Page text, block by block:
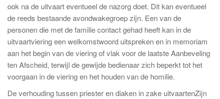
ook na de uitvaart eventueel de nazorg doet. Dit kan eventueel
de reeds bestaande avondwakegroep zijn. Een van de
personen die met de familie contact gehad heeft kan in de
uitvaartviering een welkomstwoord uitspreken en in memoriam
aan het begin van de viering of vlak voor de laatste Aanbeveling
ten Afscheid, terwijl de gewijde bedienaar zich beperkt tot het
voorgaan in de viering en het houden van de homilie.
De verhouding tussen priester en diaken in zake uitvaartenZijn